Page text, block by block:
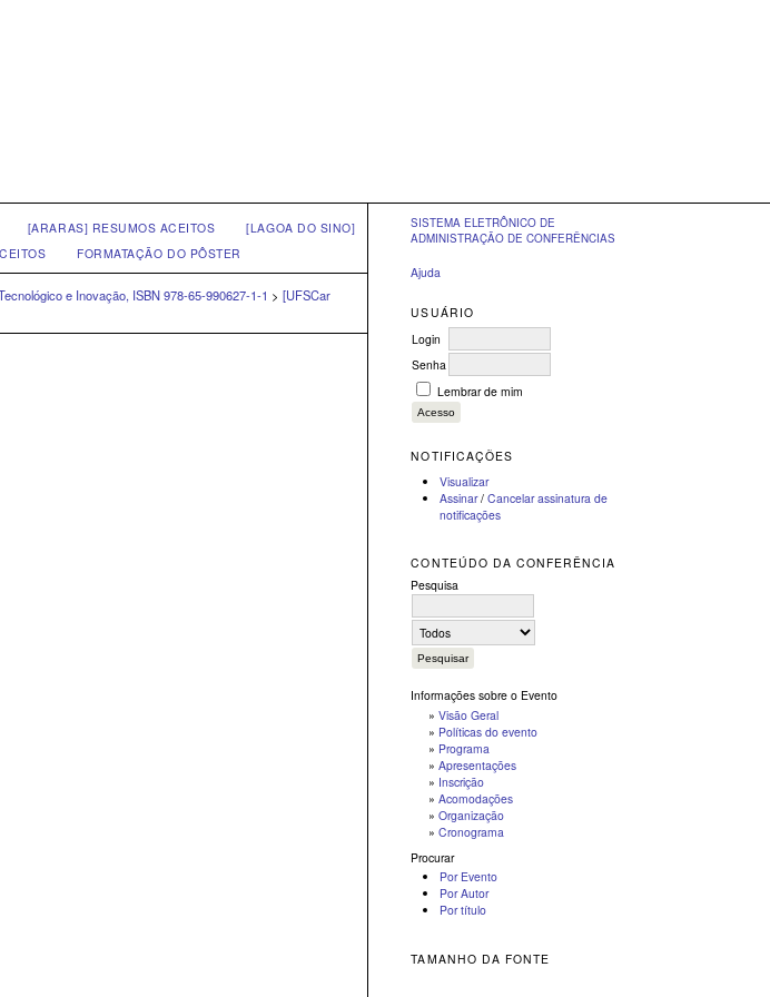
SISTEMA ELETRÔNICO DE
ADMINISTRAÇÃO DE CONFERÊNCIAS
Ajuda
USUÁRIO
Login
Senha
Lembrar de mim
NOTIFICAÇÕES
Visualizar
Assinar/Cancelar assinatura de
notificações
CONTEÚDO DA CONFERÊNCIA
Pesquisa
Informações sobre o Evento
»Visão Geral
» Políticas do evento
» Programa
»Apresentações
» Inscrição
»Acomodações
»Organização
»Cronograma
Procurar
Por Evento
Por Autor
Por título
TAMANHO DA FONTE
[ARARAS] RESUMOS ACEITOS
[LAGOA DO SINO]
FORMATAÇÃO DO PÔSTER
e Inovação, ISBN 978-65-990627-1-1 >[UFSCar